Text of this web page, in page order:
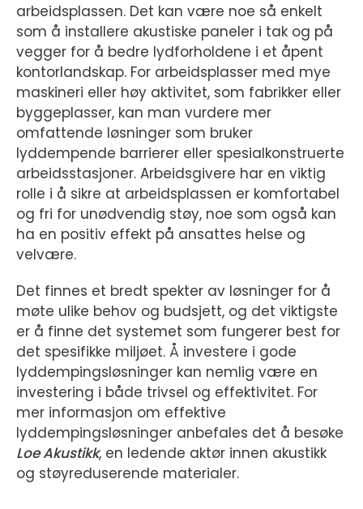
arbeidsplassen. Det kan være noe så enkelt
som å installere akustiske paneler i tak og på
vegger for å bedre lydforholdene i et åpent
kontorlandskap. For arbeidsplasser med mye
maskineri eller høy aktivitet, som fabrikker eller
byggeplasser, kan man vurdere mer
omfattende løsninger som bruker
lyddempende barrierer eller spesialkonstruerte
arbeidsstasjoner. Arbeidsgivere har en viktig
rolle i å sikre at arbeidsplassen er komfortabel
og fri for unødvendig støy, noe som også kan
ha en positiv effekt på ansattes helse og
velvære.
Det finnes et bredt spekter av løsninger for å
møte ulike behov og budsjett, og det viktigste
er å finne det systemet som fungerer best for
det spesifikke miljøet. Å investere i gode
lyddempingsløsninger kan nemlig være en
investering i både trivsel og effektivitet. For
mer informasjon om effektive
lyddempingsløsninger anbefales det å besøke
Loe Akustikk, en ledende aktør innen akustikk
og støyreduserende materialer.